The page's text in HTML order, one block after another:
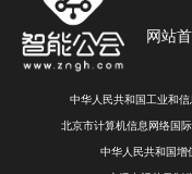
网站
中华人民共和国工业和信
北京市计算机信息网络国
中华人民共和国